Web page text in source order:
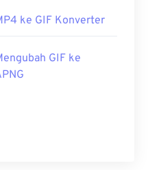
ke GIF Konverter
GIF ke